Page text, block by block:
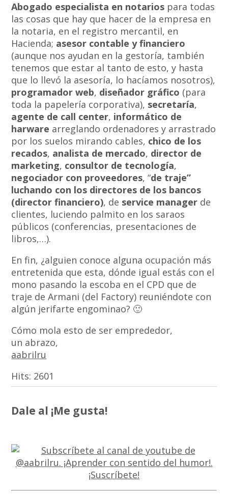
Abogado especialista en notarios para todas
las cosas que hay que hacer de la empresa en
la notaria, en el registro mercantil, en
Hacienda; asesor contable y financiero
(aunque nos ayudan en la gestoría, también
tenemos que estar al tanto de esto, y hasta
que lo llevó la asesoría, lo hacíamos nosotros),
programador web, diseñador gráfico (para
toda la papelería corporativa), secretaría,
agente de call center, informático de
harware arreglando ordenadores y arrastrado
por los suelos mirando cables, chico de los
recados, analista de mercado, director de
marketing, consultor de tecnología,
negociador con proveedores, “de traje”
luchando con los directores de los bancos
(director financiero), de service manager de
clientes, luciendo palmito en los saraos
públicos (conferencias, presentaciones de
libros,…).
En fin, ¿alguien conoce alguna ocupación más
entretenida que esta, dónde igual estás con el
mono pasando la escoba en el CPD que de
traje de Armani (del Factory) reuniéndote con
algún jerifarte engominao? 🙂
Cómo mola esto de ser emprededor,
un abrazo,
aabrilru
Hits: 2601
Dale al ¡Me gusta!